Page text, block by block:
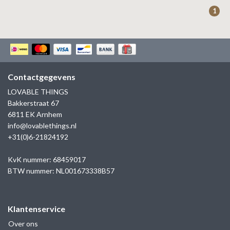
KAPTEN & SON
1
Contactgegevens
LOVABLE THINGS
Bakkerstraat 67
6811 EK Arnhem
info@lovablethings.nl
+31(0)6-21824192
KvK nummer: 68459017
BTW nummer: NL001673338B57
Klantenservice
Over ons